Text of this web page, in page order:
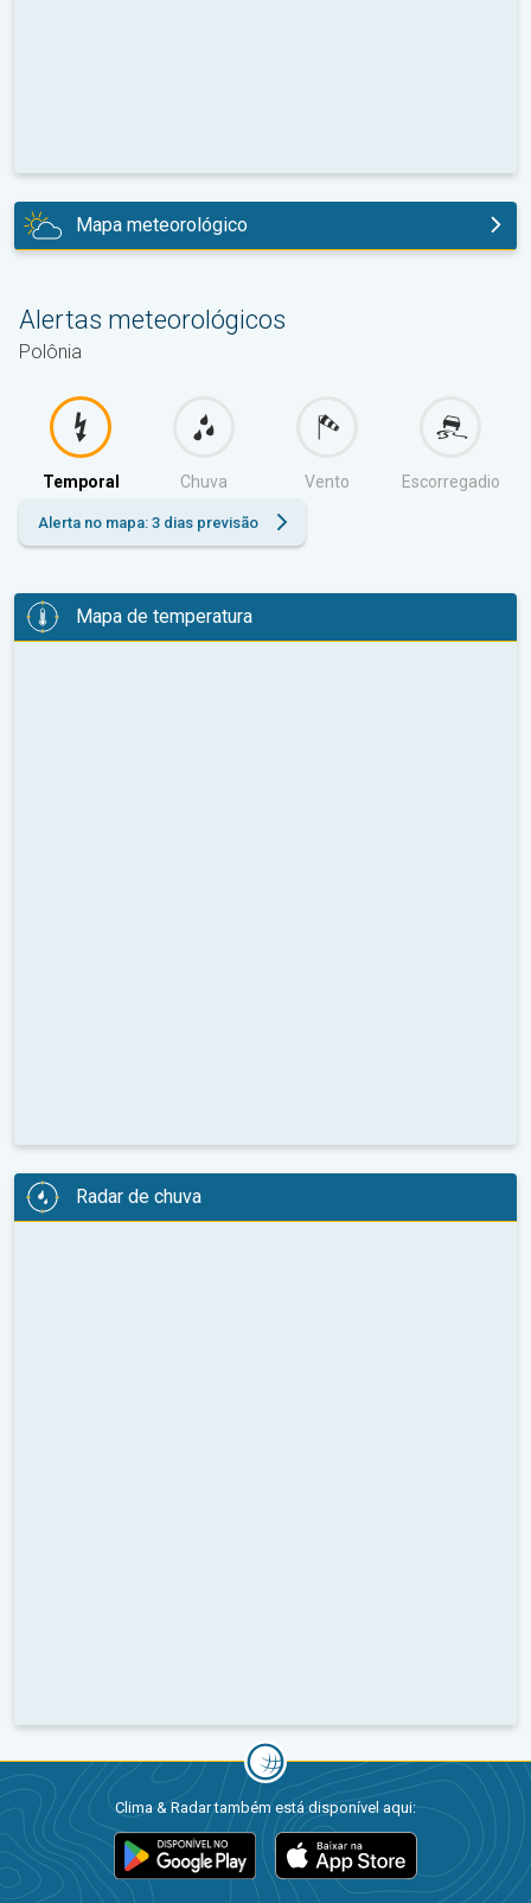
Mapa meteorológico
Alertas meteorológicos
Polônia
Temporal Chuva Vento Escorregadio
Alerta no mapa: 3 dias previsão
Mapa de temperatura
Radar de chuva
Clima & Radar também está disponível aqui: